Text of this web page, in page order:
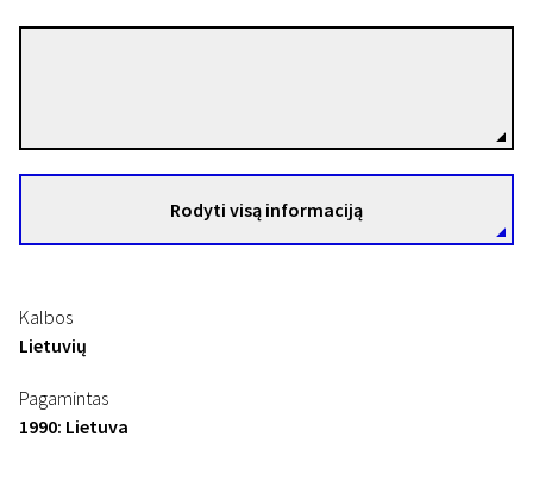
Liūdnoji Venecija
9 min. | Dokumentinis | N-13Rodyti visą informaciją
Kalbos
Lietuvių
Pagamintas
1990: Lietuva